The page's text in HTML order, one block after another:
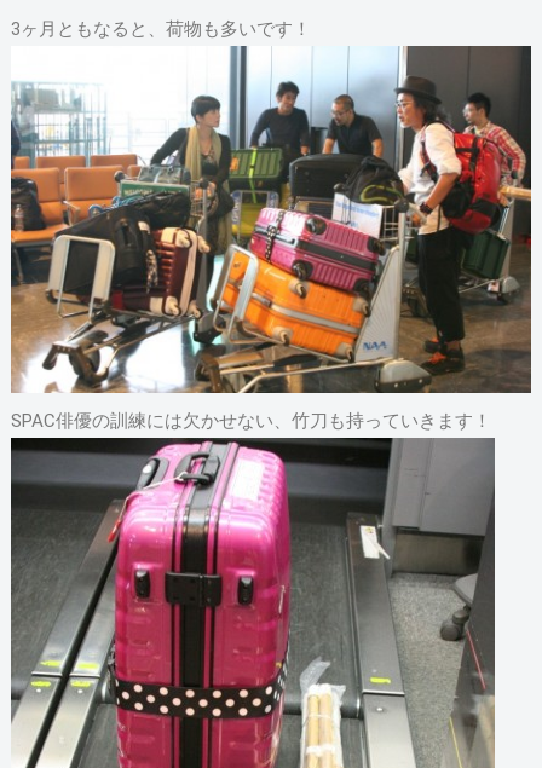
3ヶ月ともなると、荷物も多いです！
SPAC俳優の訓練には欠かせない、竹刀も持っていきます！